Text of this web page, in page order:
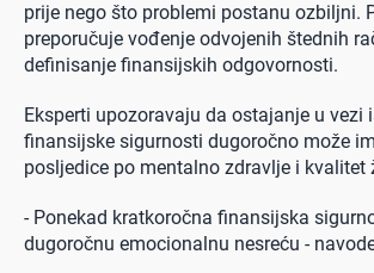
prije nego što problemi postanu ozbiljni.
preporučuje vođenje odvojenih štednih
definisanje finansijskih odgovornosti.
Eksperti upozoravaju da ostajanje u vezi
finansijske sigurnosti dugoročno može
posljedice po mentalno zdravlje i kvalitet
- Ponekad kratkoročna finansijska
dugoročnu emocionalnu nesreću -